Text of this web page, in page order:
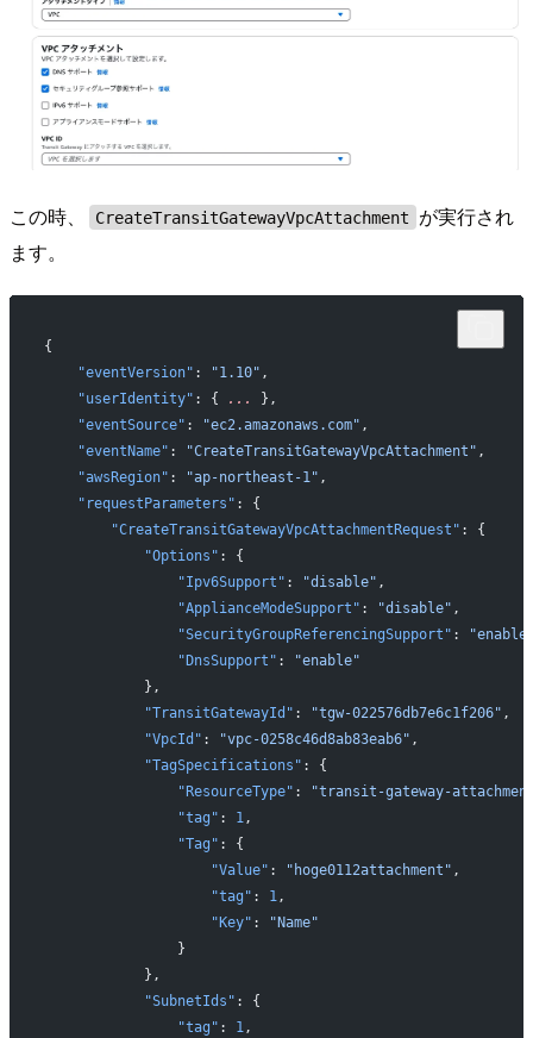
この時、 CreateTransitGatewayVpcAttachment
が実行され
ます。
{
    "eventVersion"
: "1.10" ,
    "userIdentity"
: { ...
},
    "eventSource"
: "ec2.amazonaws.com" ,
    "eventName"
: "CreateTransitGatewayVpcAttachment" ,
    "awsRegion"
: "ap-northeast-1" ,
    "requestParameters"
: {
        "CreateTransitGatewayVpcAttachmentRequest"
: {
            "Options"
: {
                "Ipv6Support"
: "disable" ,
                "ApplianceModeSupport"
: "disable" ,
                "SecurityGroupReferencingSupport"
:
                "DnsSupport"
:
"enable"
            },
            "TransitGatewayId"
: "tgw-022576db7e6c1f206" ,
            "VpcId"
: "vpc-0258c46d8ab83eab6" ,
            "TagSpecifications"
: {
                "ResourceType"
:
"transit-gateway-
                "tag"
: 1,
                "Tag"
: {
                    "Value"
: "hoge0112attachment" ,
                    "tag"
: 1,
                    "Key"
:
"Name"
                }
            },
            "SubnetIds"
: {
                "tag"
: 1,